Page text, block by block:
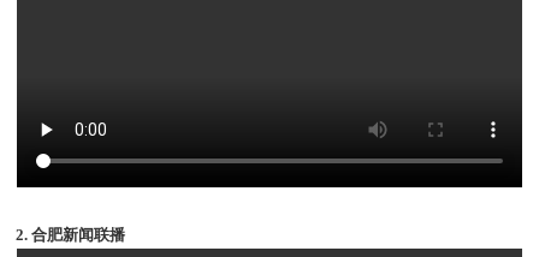
2. 合肥新闻联播